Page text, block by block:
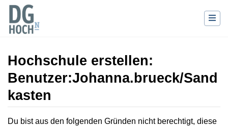
Hochschule erstellen:
Benutzer:Johanna.brueck/Sand
kasten
Wechseln zu:Navigation,Suche
Du bist aus den folgenden Gründen nicht berechtigt, diese